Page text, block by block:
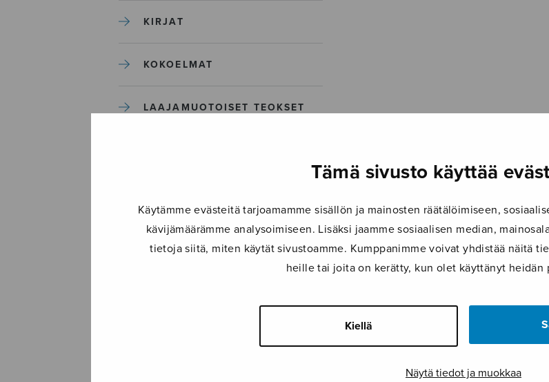
Tämä sivusto käyttää
Käytämme evästeitä tarjoamamme sisällön ja mainosten räätälöimiseen,
kävijämäärämme analysoimiseen. Lisäksi jaamme sosiaalisen median,
tietoja siitä, miten käytät sivustoamme. Kumppanimme voivat yhdistää näitä
heille tai joita on kerätty, kun olet käyttänyt heidän
Kiellä
Näytä tiedot ja muokkaa
KIRJAT
KOKOELMAT
LAAJAMUOTOISET TEOKSET
MUUT